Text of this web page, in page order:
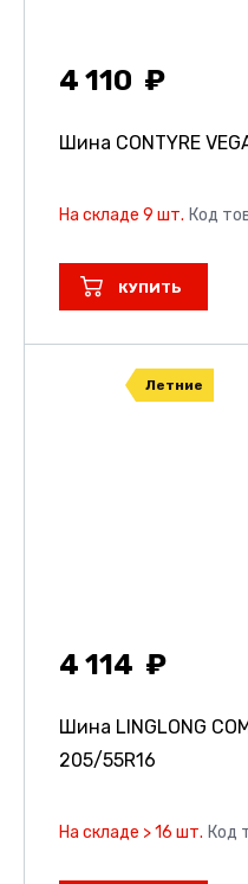
4 110
Шина CONTYRE
На складе 9 шт. Код
КУПИТЬ
Летние
4 114
Шина LINGLONG
205/55R16
На складе > 16 шт. Код